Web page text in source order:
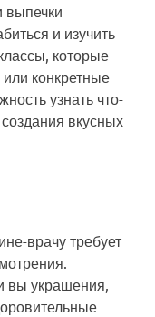
выпечки
и изучить
которые
конкретные
узнать что-
вкусных
врачу требует
вы украшения,